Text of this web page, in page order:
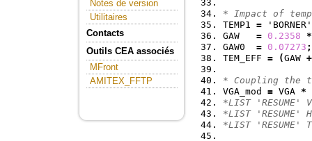
Notes de version
Utilitaires
Contacts
Outils CEA associés
MFront
AMITEX_FFTP
* Impact of
TEMP1 =
GAW = 0.2358
*
GAW0 = 0.07273 ;
TEM_EFF = (GAW +
* Coupling the
VGA_mod = VGA *
*LIST 'RESUME'
*LIST 'RESUME'
*LIST 'RESUME'